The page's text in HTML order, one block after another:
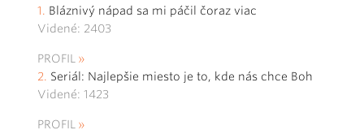
Bláznivý nápad sa mi páčil čoraz viac
Videné: 2403
PROFIL
Seriál: Najlepšie miesto je to, kde nás chce Boh
Videné: 1423
PROFIL